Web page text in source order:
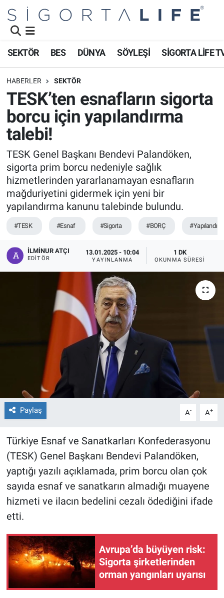
SEKTÖR BES DÜNYA SÖYLEŞİ SİGORTA LİFE
HABERLER SEKTÖR
TESK’ten esnafların sigorta
borcu için yapılandırma
talebi!
TESK Genel Başkanı Bendevi Palandöken,
sigorta prim borcu nedeniyle sağlık
hizmetlerinden yararlanamayan esnafların
mağduriyetini gidermek için yeni bir
yapılandırma kanunu talebinde bulundu.
#TESK #Esnaf #Sigorta #BORÇ
İLMINUR ATÇI
EDITÖR
13.01.2025 - 10:04
YAYINLANMA
1 DK
OKUNMA SÜRESI
Paylaş A- A+
Türkiye Esnaf ve Sanatkarları Konfederasyonu
(TESK) Genel Başkanı Bendevi Palandöken,
yaptığı yazılı açıklamada, prim borcu olan çok
sayıda esnaf ve sanatkarın almadığı muayene
hizmeti ve ilacın bedelini cezalı ödediğini ifade
etti.
Avrupa’da büyüyen risk:
Sigorta şirketlerinden
orman yangınları uyarısı
Namaz Vakitleri
Trafik Durumu
Süper Lig Puan Durumu ve Fikstür
Tüm Manşetler
Son Dakika Haberleri